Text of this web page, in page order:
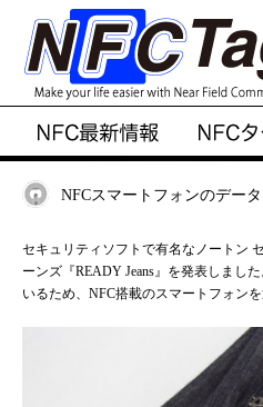
NFCスマートフォンのデー
セキュリティソフトで有名なノートン
ーンズ『READY Jeans』を発表しまし
いるため、NFC搭載のスマートフォン